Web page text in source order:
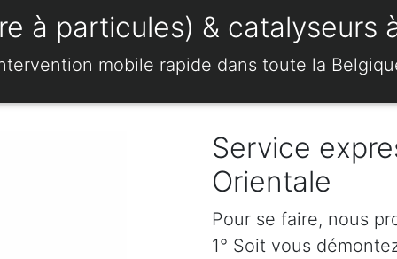
à particules) & catalyseurs
mobile rapide dans toute la
Service
Orientale
Pour se faire, nous
1° Soit vous